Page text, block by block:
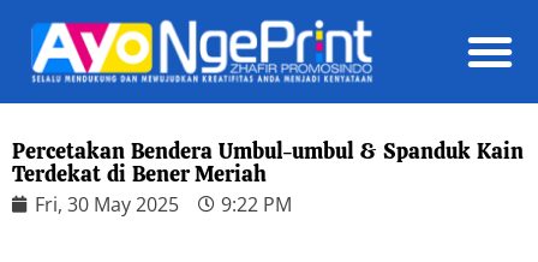
Percetakan Bendera Umbul-umbul & Spanduk Kain
Terdekat di Bener Meriah
Fri, 30 May 2025 9:22 PM